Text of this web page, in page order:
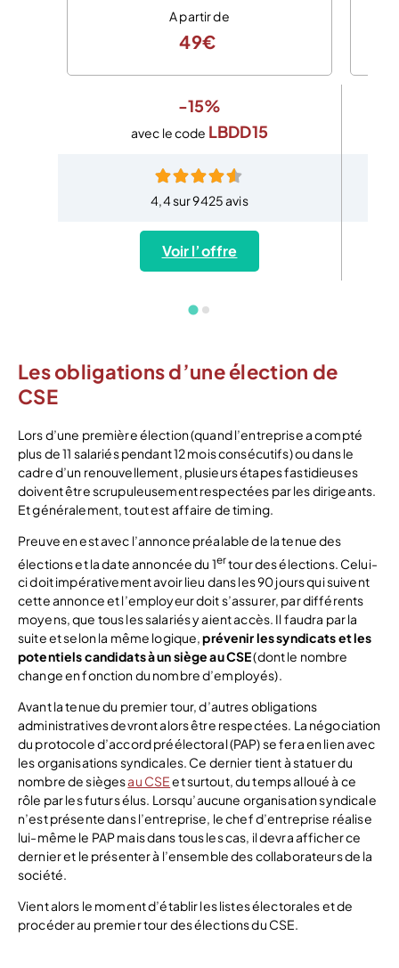
A partir de
49€
-15%
avec le code LBDD15
4,4 sur 9425 avis
Voir l’offre
Les obligations d’une élection de
CSE
Lors d’une première élection (quand l’entreprise a compté
plus de 11 salariés pendant 12 mois consécutifs) ou dans le
cadre d’un renouvellement, plusieurs étapes fastidieuses
doivent être scrupuleusement respectées par les dirigeants.
Et généralement, tout est affaire de timing.
Preuve en est avec l’annonce préalable de la tenue des
élections et la date annoncée du 1ertour des élections. Celui-
ci doit impérativement avoir lieu dans les 90 jours qui suivent
cette annonce et l’employeur doit s’assurer, par différents
moyens, que tous les salariés y aient accès. Il faudra par la
suite et selon la même logique,prévenir les syndicats et les
potentiels candidats à un siège au CSE(dont le nombre
change en fonction du nombre d’employés).
Avant la tenue du premier tour, d’autres obligations
administratives devront alors être respectées. La négociation
du protocole d’accord préélectoral (PAP) se fera en lien avec
les organisations syndicales. Ce dernier tient à statuer du
nombre de siègesau CSEet surtout, du temps alloué à ce
rôle par les futurs élus. Lorsqu’aucune organisation syndicale
n’est présente dans l’entreprise, le chef d’entreprise réalise
lui-même le PAP mais dans tous les cas, il devra afficher ce
dernier et le présenter à l’ensemble des collaborateurs de la
société.
Vient alors le moment d’établir les listes électorales et de
procéder au premier tour des élections du CSE.